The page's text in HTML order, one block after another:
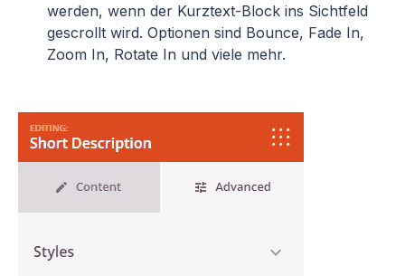
werden, wenn der Kurztext-Block ins Sichtfeld
gescrollt wird. Optionen sind Bounce, Fade In,
Zoom In, Rotate In und viele mehr.